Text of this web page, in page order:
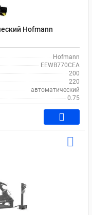
Hofmann
Hofmann
EEWB770CEA
200
220
автоматический
0.75